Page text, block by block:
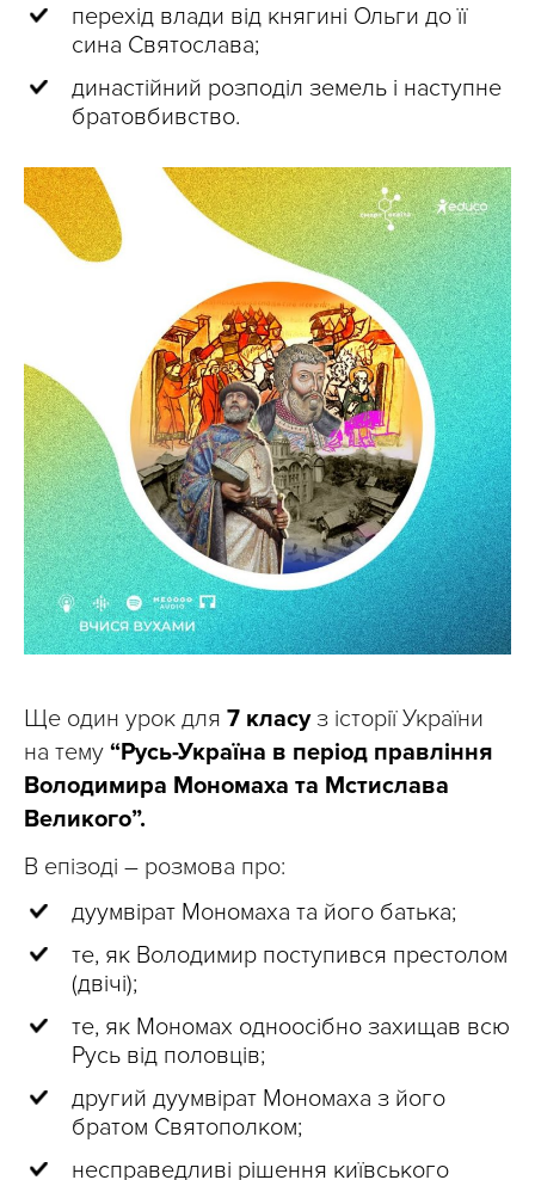
перехід влади від княгині Ольги до її
сина Святослава;
династійний розподіл земель і наступне
братовбивство.
Ще один урок для 7 класуз історії України
на тему “Русь-Україна в період правління
Володимира Мономаха та Мстислава
Великого”.
В епізоді – розмова про:
дуумвірат Мономаха та його батька;
те, як Володимир поступився престолом
(двічі);
те, як Мономах одноосібно захищав всю
Русь від половців;
другий дуумвірат Мономаха з його
братом Святополком;
несправедливі рішення київського